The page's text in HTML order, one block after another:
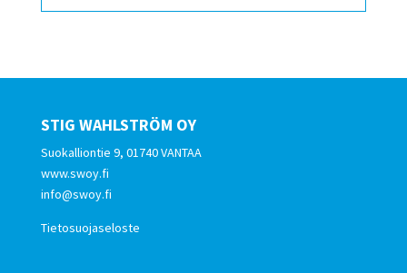
STIG WAHLSTRÖM OY
Suokalliontie 9, 01740 VANTAA
www.swoy.fi
info@swoy.fi
Tietosuojaseloste